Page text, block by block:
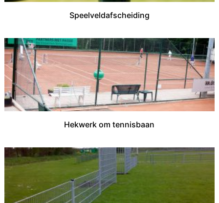
Speelveldafscheiding
Hekwerk om tennisbaan